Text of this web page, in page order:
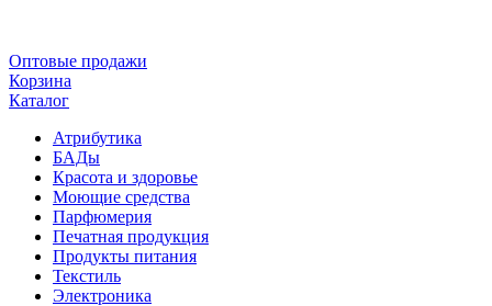
Оптовые продажи
Корзина
Каталог
Атрибутика
БАДы
Красота и здоровье
Моющие средства
Парфюмерия
Печатная продукция
Продукты питания
Текстиль
Электроника